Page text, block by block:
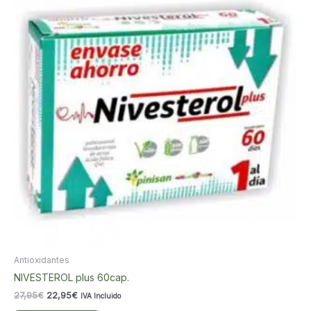
Antioxidantes
NIVESTEROL plus 60cap.
27,95€ El
22,95€ElIVA Incluido